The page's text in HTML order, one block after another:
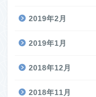
2019年2月
2019年1月
2018年12月
2018年11月